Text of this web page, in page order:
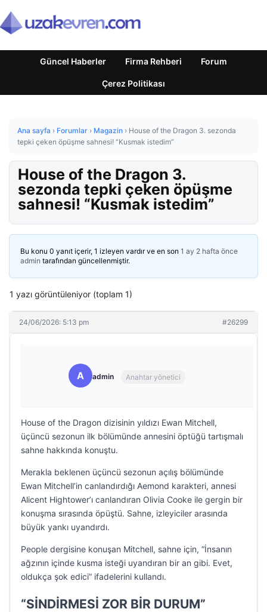
Güncel Haberler Firma Rehberi Forum
Çerez Politikası
Ana sayfa › Forumlar › Magazin › House of the Dragon 3. sezonda
tepki çeken öpüşme sahnesi! “Kusmak istedim”
House of the Dragon 3.
sezonda tepki çeken öpüşme
sahnesi! “Kusmak istedim”
Bu konu 0 yanıt içerir, 1 izleyen vardır ve en son 1 ay 2 hafta önce
admin tarafından güncellenmiştir.
1 yazı görüntüleniyor (toplam 1)
24/06/2026: 5:13 pm #26299
A admin Anahtar yönetici
House of the Dragon dizisinin yıldızı Ewan Mitchell,
üçüncü sezonun ilk bölümünde annesini öptüğü tartışmalı
sahne hakkında konuştu.
Merakla beklenen üçüncü sezonun açılış bölümünde
Ewan Mitchell’in canlandırdığı Aemond karakteri, annesi
Alicent Hightower’ı canlandıran Olivia Cooke ile gergin bir
konuşma sırasında öpüştü. Sahne, izleyiciler arasında
büyük yankı uyandırdı.
People dergisine konuşan Mitchell, sahne için, “İnsanın
ağzının içinde kusma isteği uyandıran bir an gibi. Evet,
oldukça şok edici” ifadelerini kullandı.
“SİNDİRMESİ ZOR BİR DURUM”